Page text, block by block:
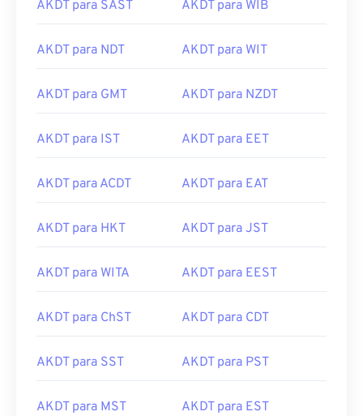
AKDT para SAST AKDT para WIB
AKDT para NDT AKDT para WIT
AKDT para GMT AKDT para NZDT
AKDT para IST AKDT para EET
AKDT para ACDT AKDT para EAT
AKDT para HKT AKDT para JST
AKDT para WITA AKDT para EEST
AKDT para ChST AKDT para CDT
AKDT para SST AKDT para PST
AKDT para MST AKDT para EST